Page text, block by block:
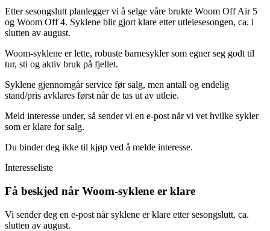
Etter sesongslutt planlegger vi å selge våre brukte Woom Off Air 5
og Woom Off 4. Syklene blir gjort klare etter utleiesesongen, ca. i
slutten av august.
Woom-syklene er lette, robuste barnesykler som egner seg godt til
tur, sti og aktiv bruk på fjellet.
Syklene gjennomgår service før salg, men antall og endelig
stand/pris avklares først når de tas ut av utleie.
Meld interesse under, så sender vi en e-post når vi vet hvilke sykler
som er klare for salg.
Du binder deg ikke til kjøp ved å melde interesse.
Interesseliste
Få beskjed når Woom-syklene er klare
Vi sender deg en e-post når syklene er klare etter sesongslutt, ca.
slutten av august.